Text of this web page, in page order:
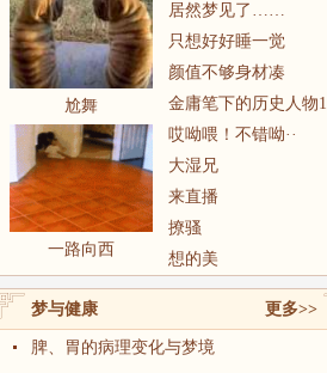
尬舞
一路向西
居然梦见了……
只想好好睡一觉
颜值不够身材凑
金庸笔下的历史人物1
哎呦喂！不错呦··
大湿兄
来直播
撩骚
想的美
更多>>
梦与健康
脾、胃的病理变化与梦境